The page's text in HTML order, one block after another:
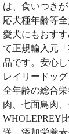
は、食いつき
応犬種年齢等
愛犬にもおす
て正規輸入元
品です。安心
レイリードッ
全年齢の総合
肉、七面鳥肉
WHOLEPREY